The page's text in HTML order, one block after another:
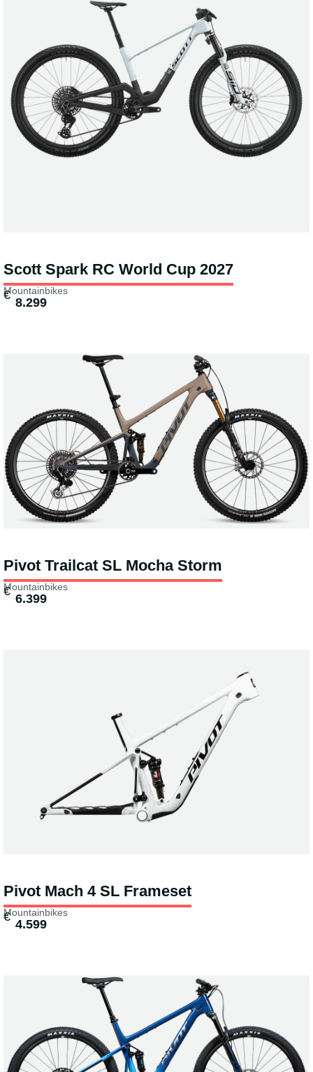
Scott Spark RC World Cup 2027
Mountainbikes
8.299
€
Pivot Trailcat SL Mocha Storm
Mountainbikes
6.399
€
Pivot Mach 4 SL Frameset
Mountainbikes
4.599
€